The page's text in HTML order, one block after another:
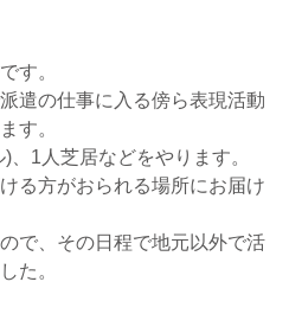
す。
遣の仕事に入る傍ら表現活動
す。
1人芝居などをやります。
る方がおられる場所にお届け
で、その日程で地元以外で活
た。